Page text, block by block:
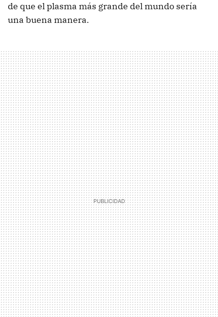
de que el plasma más grande del mundo sería
una buena manera.